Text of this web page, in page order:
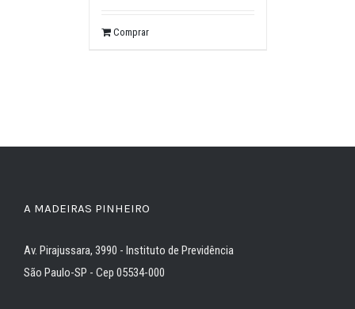
Comprar
A MADEIRAS PINHEIRO
Av. Pirajussara, 3990 - Instituto de Previdência
São Paulo-SP - Cep 05534-000